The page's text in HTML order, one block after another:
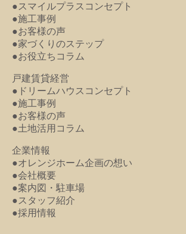
●スマイルプラスコンセプト
●施工事例
●お客様の声
●家づくりのステップ
●お役立ちコラム
戸建賃貸経営
●ドリームハウスコンセプト
●施工事例
●お客様の声
●土地活用コラム
企業情報
●オレンジホーム企画の想い
●会社概要
●案内図・駐車場
●スタッフ紹介
●採用情報